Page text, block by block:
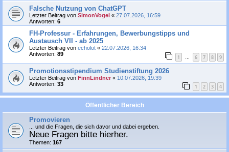
Falsche Nutzung von ChatGPT
Letzter Beitrag von SimonVogel « 27.07.2026, 16:59
Antworten: 6
FH-Professur - Erfahrungen, Bewerbungstipps und
Austausch VII - ab 2025
Letzter Beitrag von echolot « 22.07.2026, 16:34
Antworten: 89 1 … 6 7 8 9
Promotionsstipendium Studienstiftung 2026
Letzter Beitrag von FinnLindner « 10.07.2026, 19:39
Antworten: 33 1 2 3 4
Öffentlicher Bereich
Promovieren
... und die Fragen, die sich davor und dabei ergeben.
Neue Fragen bitte hierher.
Themen: 167